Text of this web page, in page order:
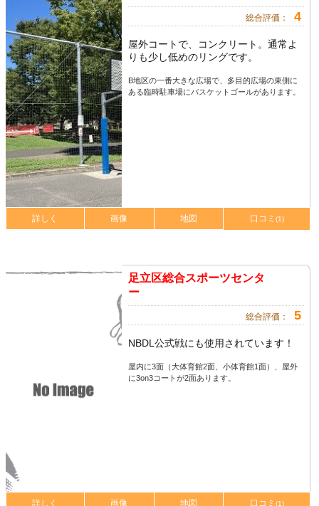
総合評価： 4
屋外コートで、コンクリート。通常よ
りも少し低めのリングです。
B地区の一番大きな広場で、多目的広場の東側に
ある臨時駐車場にバスケットゴールがあります。
詳しく 画像 地図 口コミ (1)
足立区総合スポーツセンタ
ー
総合評価： 5
NBDL公式戦にも使用されています！
屋内に3面（大体育館2面、小体育館1面）、屋外
に3on3コートが2面あります。
詳しく 画像 地図 口コミ (1)